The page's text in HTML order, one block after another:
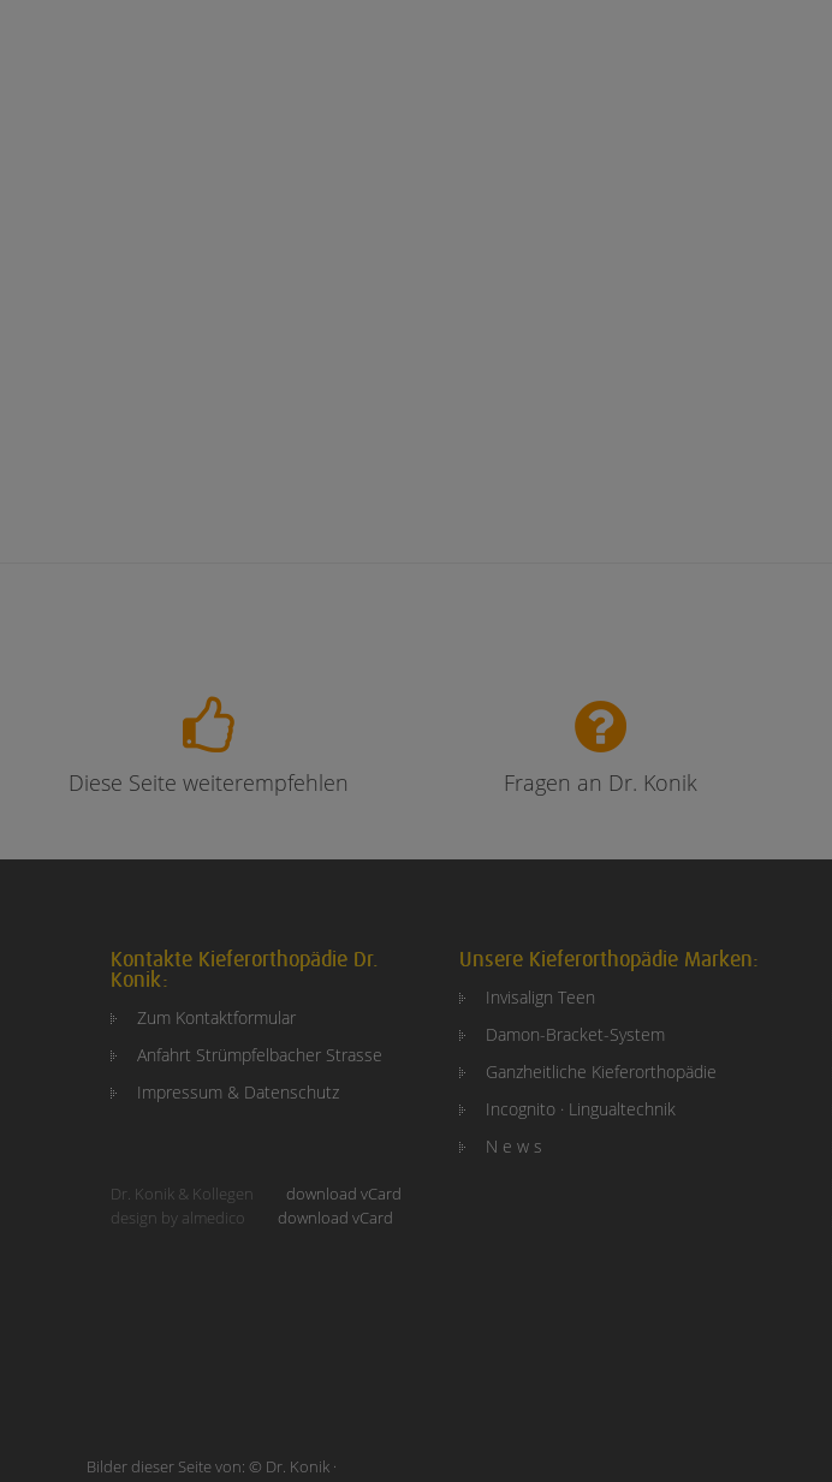
Diese Seite weiterempfehlen Fragen an Dr. Konik
Kontakte Kieferorthopädie Dr.
Konik:
Zum Kontaktformular
Anfahrt Strümpfelbacher Strasse
Impressum & Datenschutz
Dr. Konik & Kollegen
download vCard
design by almedico
download vCard
Unsere Kieferorthopädie Marken:
Invisalign Teen
Damon-Bracket-System
Ganzheitliche Kieferorthopädie
Incognito · Lingualtechnik
N e w s
Bilder dieser Seite von: © Dr. Konik ·